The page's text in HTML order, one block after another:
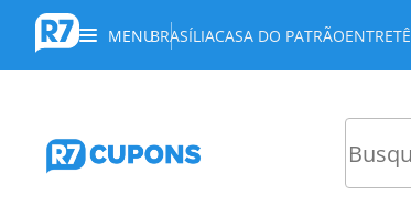
MENUBRASÍLIACASA DO PATRÃOENTRETÊ